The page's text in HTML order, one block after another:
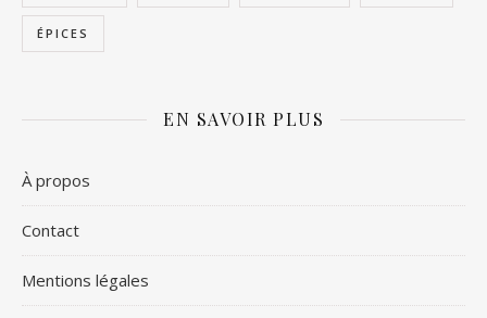
ÉPICES
EN SAVOIR PLUS
À propos
Contact
Mentions légales